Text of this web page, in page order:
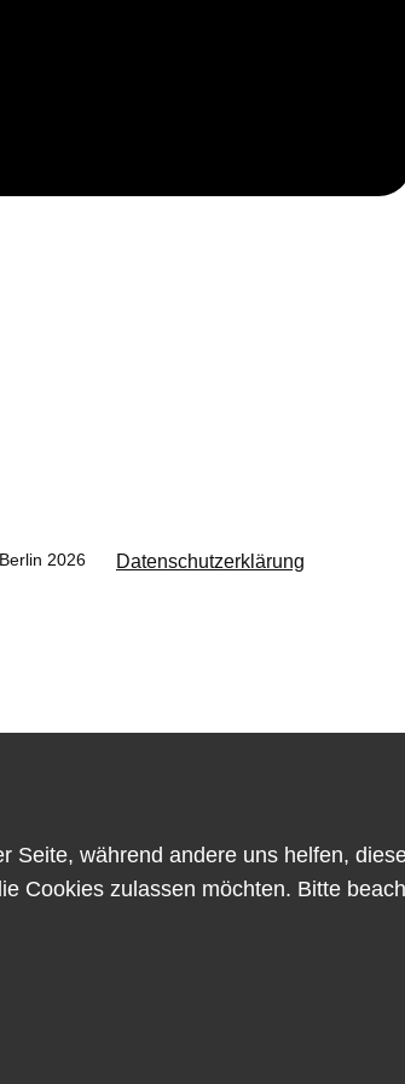
Datenschutzerklärung
2026
Seite, während andere uns helfen,
Cookies zulassen möchten. Bitte